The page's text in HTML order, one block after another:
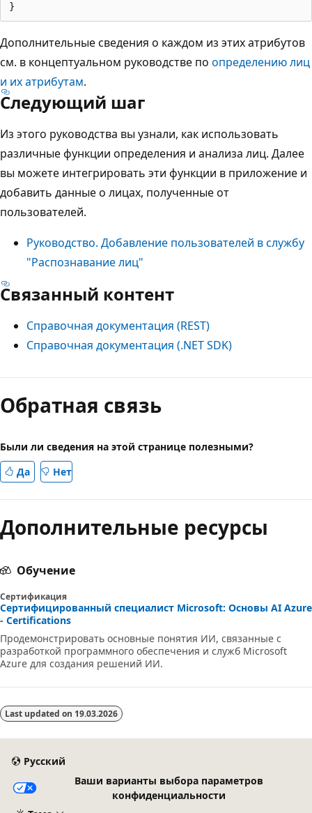
Дополнительные сведения о каждом из этих атрибутов
см. в концептуальном руководстве по определению лиц
и их атрибутам.
Следующий шаг
Из этого руководства вы узнали, как использовать
различные функции определения и анализа лиц. Далее
вы можете интегрировать эти функции в приложение и
добавить данные о лицах, полученные от
пользователей.
Руководство. Добавление пользователей в службу
"Распознавание лиц"
Связанный контент
Справочная документация (REST)
Справочная документация (.NET SDK)
Обратная связь
Были ли сведения на этой странице полезными?
Да
Нет
Дополнительные ресурсы
Обучение
Сертификация
Сертифицированный специалист Microsoft: Основы AI Azure
- Certifications
Продемонстрировать основные понятия ИИ, связанные с
разработкой программного обеспечения и служб Microsoft
Azure для создания решений ИИ.
Last updated on 19.03.2026
Русский
Ваши варианты выбора параметров
конфиденциальности